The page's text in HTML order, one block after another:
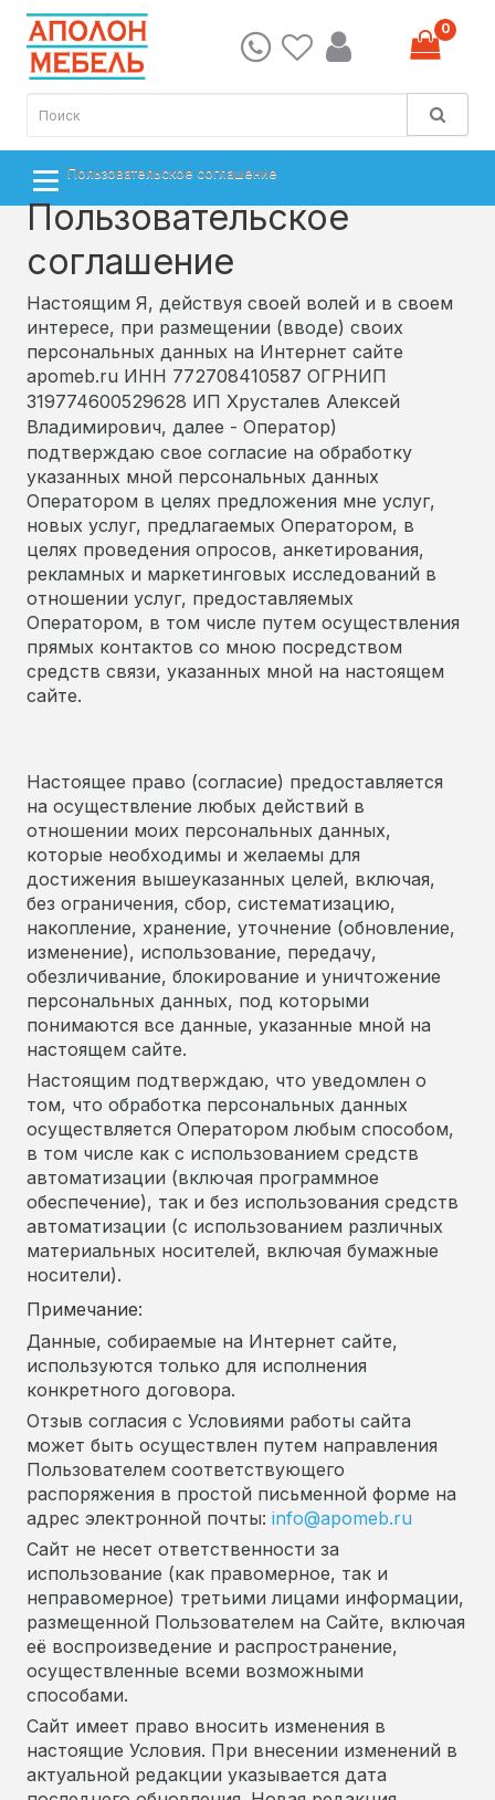
0
Пользовательское соглашение
Пользовательское
соглашение
Настоящим Я, действуя своей волей и в своем
интересе, при размещении (вводе) своих
персональных данных на Интернет сайте
apomeb.ru ИНН 772708410587 ОГРНИП
319774600529628 ИП Хрусталев Алексей
Владимирович, далее - Оператор)
подтверждаю свое согласие на обработку
указанных мной персональных данных
Оператором в целях предложения мне услуг,
новых услуг, предлагаемых Оператором, в
целях проведения опросов, анкетирования,
рекламных и маркетинговых исследований в
отношении услуг, предоставляемых
Оператором, в том числе путем осуществления
прямых контактов со мною посредством
средств связи, указанных мной на настоящем
сайте.
Настоящее право (согласие) предоставляется
на осуществление любых действий в
отношении моих персональных данных,
которые необходимы и желаемы для
достижения вышеуказанных целей, включая,
без ограничения, сбор, систематизацию,
накопление, хранение, уточнение (обновление,
изменение), использование, передачу,
обезличивание, блокирование и уничтожение
персональных данных, под которыми
понимаются все данные, указанные мной на
настоящем сайте.
Настоящим подтверждаю, что уведомлен о
том, что обработка персональных данных
осуществляется Оператором любым способом,
в том числе как с использованием средств
автоматизации (включая программное
обеспечение), так и без использования средств
автоматизации (с использованием различных
материальных носителей, включая бумажные
носители).
Примечание:
Данные, собираемые на Интернет сайте,
используются только для исполнения
конкретного договора.
Отзыв согласия с Условиями работы сайта
может быть осуществлен путем направления
Пользователем соответствующего
распоряжения в простой письменной форме на
адрес электронной почты: info@apomeb.ru
Сайт не несет ответственности за
использование (как правомерное, так и
неправомерное) третьими лицами информации,
размещенной Пользователем на Сайте, включая
её воспроизведение и распространение,
осуществленные всеми возможными
способами.
Сайт имеет право вносить изменения в
настоящие Условия. При внесении изменений в
актуальной редакции указывается дата